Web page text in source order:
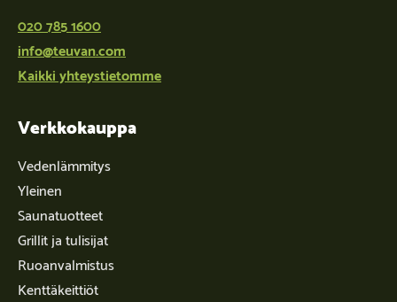
020 785 1600
info@teuvan.com
Kaikki yhteystietomme
Verkkokauppa
Vedenlämmitys
Yleinen
Saunatuotteet
Grillit ja tulisijat
Ruoanvalmistus
Kenttäkeittiöt